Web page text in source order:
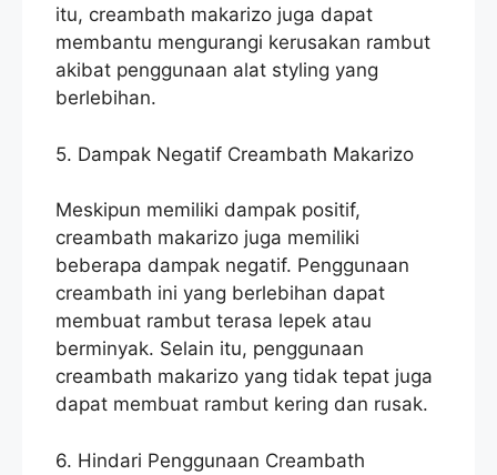
itu, creambath makarizo juga dapat
membantu mengurangi kerusakan rambut
akibat penggunaan alat styling yang
berlebihan.
5. Dampak Negatif Creambath Makarizo
Meskipun memiliki dampak positif,
creambath makarizo juga memiliki
beberapa dampak negatif. Penggunaan
creambath ini yang berlebihan dapat
membuat rambut terasa lepek atau
berminyak. Selain itu, penggunaan
creambath makarizo yang tidak tepat juga
dapat membuat rambut kering dan rusak.
6. Hindari Penggunaan Creambath